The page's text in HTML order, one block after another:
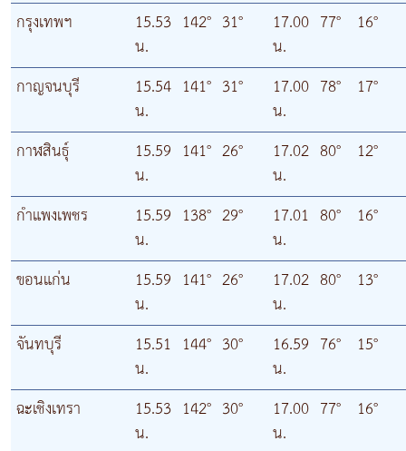
กรุงเทพฯ 15.53
น.
142° 31° 17.00
น.
77° 16°
กาญจนบุรี 15.54
น.
141° 31° 17.00
น.
78° 17°
กาฬสินธุ์ 15.59
น.
141° 26° 17.02
น.
80° 12°
กำแพงเพชร 15.59
น.
138° 29° 17.01
น.
80° 16°
ขอนแก่น 15.59
น.
141° 26° 17.02
น.
80° 13°
จันทบุรี 15.51
น.
144° 30° 16.59
น.
76° 15°
ฉะเชิงเทรา 15.53
น.
142° 30° 17.00
น.
77° 16°